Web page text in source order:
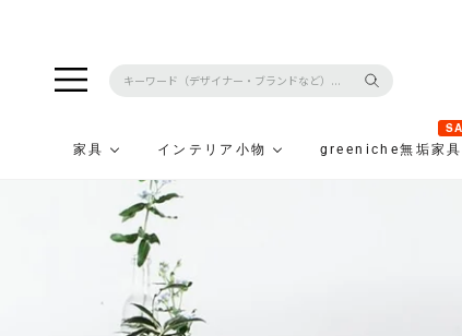
家具 インテリア小物 greeniche無垢家具